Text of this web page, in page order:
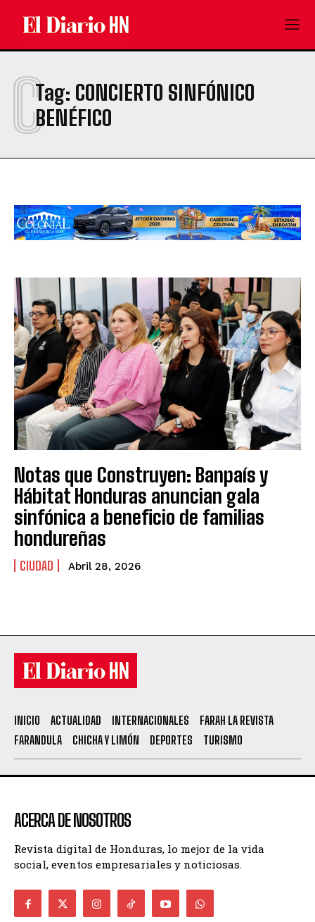
Tag: CONCIERTO SINFÓNICO
BENÉFICO
C
Notas que Construyen: Banpaís y
Hábitat Honduras anuncian gala
sinfónica a beneficio de familias
hondureñas
CIUDAD Abril 28, 2026
INICIO ACTUALIDAD INTERNACIONALES
FARAH LA REVISTA
FARANDULA
CHICHA Y LIMÓN DEPORTES TURISMO
ACERCA DE NOSOTROS
Revista digital de Honduras, lo mejor de la vida
social, eventos empresariales y noticiosas.